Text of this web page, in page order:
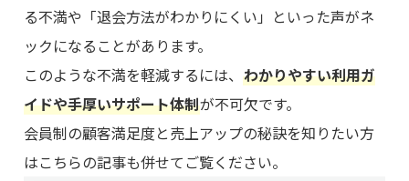
る不満や「退会方法がわかりにくい」といった声がネ
ックになることがあります。
このような不満を軽減するには、わかりやすい利用ガ
イドや手厚いサポート体制が不可欠です。
会員制の顧客満足度と売上アップの秘訣を知りたい方
はこちらの記事も併せてご覧ください。